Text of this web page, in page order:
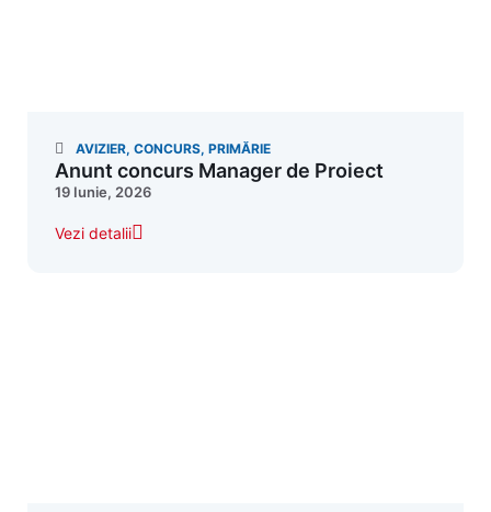
AVIZIER, CONCURS, PRIMĂRIE
Anunt concurs Manager de Proiect
19 Iunie, 2026
Vezi detalii